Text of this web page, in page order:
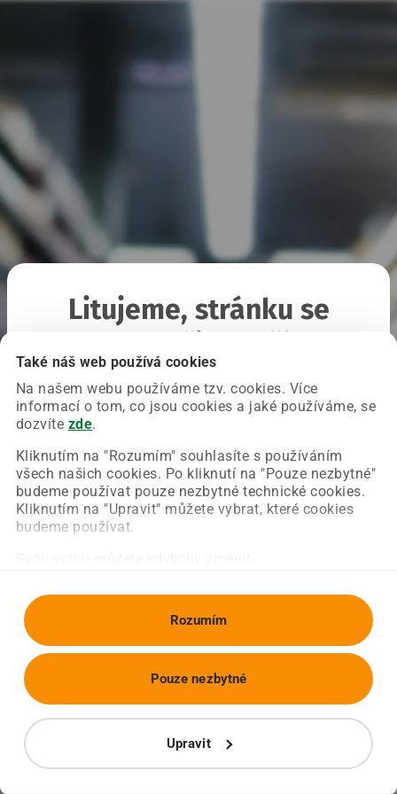
Také náš web používá cookies
Na našem webu používáme tzv. cookies. Více
informací o tom, co jsou cookies a jaké používáme, se
dozvíte zde.
Kliknutím na "Rozumím" souhlasíte s používáním
všech našich cookies. Po kliknutí na "Pouze nezbytné"
budeme používat pouze nezbytné technické cookies.
Kliknutím na "Upravit" můžete vybrat, které cookies
budeme používat.
Rozumím
Upravit
Pouze nezbytné
Litujeme, stránku se
Chyba nastala na naší straně a už ji opravujeme.
Zkuste prosím znovu načíst požadovanou stránku.
Obnovit stránku Úvodní strana